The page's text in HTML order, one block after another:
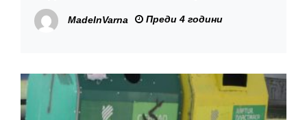
нарушено зрение
MadeInVarna Преди 4 години